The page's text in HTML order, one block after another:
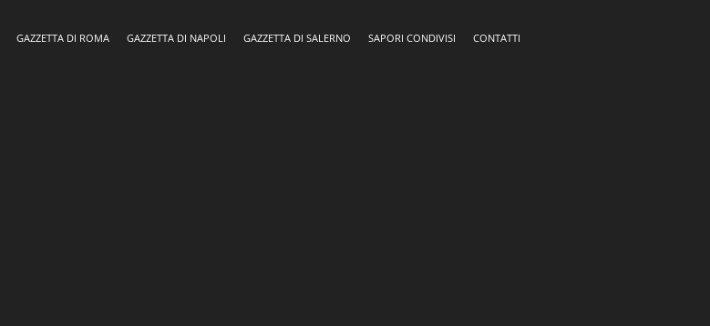
GAZZETTA DI ROMA GAZZETTA DI NAPOLI GAZZETTA DI SALERNO SAPORI CONDIVISI
CONTATTI